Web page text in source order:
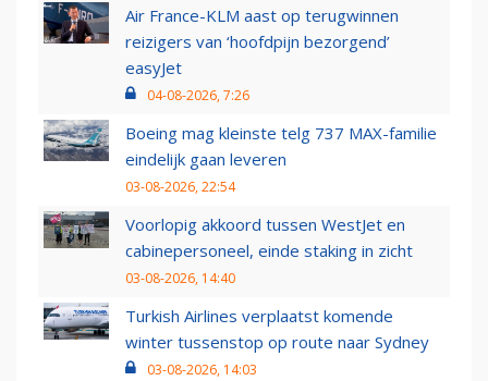
Air France-KLM aast op terugwinnen
reizigers van ‘hoofdpijn bezorgend’
easyJet
04-08-2026, 7:26
Boeing mag kleinste telg 737 MAX-familie
eindelijk gaan leveren
03-08-2026, 22:54
Voorlopig akkoord tussen WestJet en
cabinepersoneel, einde staking in zicht
03-08-2026, 14:40
Turkish Airlines verplaatst komende
winter tussenstop op route naar Sydney
03-08-2026, 14:03